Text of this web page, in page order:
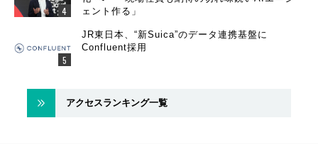
ェント作る」
JR東日本、“新Suica”のデータ連携基盤に
Confluent採用
アクセスランキング一覧